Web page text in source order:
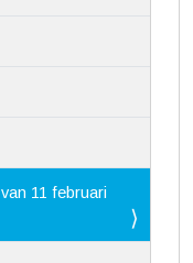
11 februari